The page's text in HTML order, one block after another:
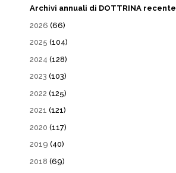
Archivi annuali di DOTTRINA recente
2026 (66)
2025 (104)
2024 (128)
2023 (103)
2022 (125)
2021 (121)
2020 (117)
2019 (40)
2018 (69)